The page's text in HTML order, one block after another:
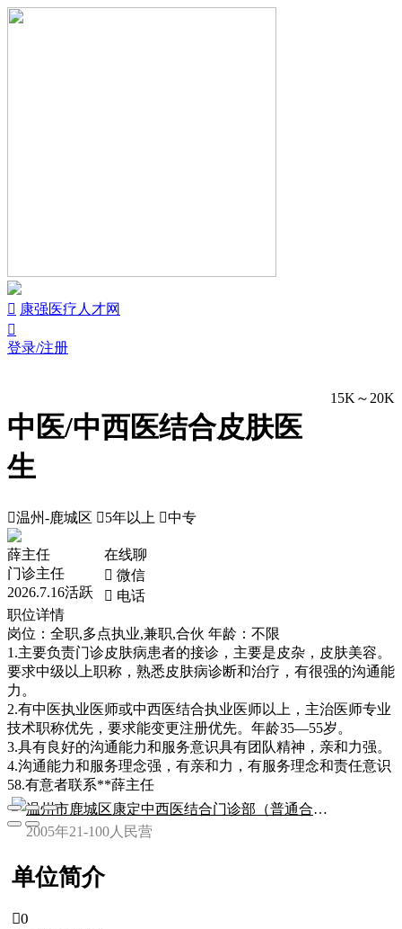
 康强医疗人才网

登录/注册
中医/中西医结合皮肤医
生
15K～20K
温州-鹿城区 5年以上 中专
薛主任
门诊主任
2026.7.16活跃
在线聊
 微信
 电话
职位详情
岗位：全职,多点执业,兼职,合伙 年龄：不限
1.主要负责门诊皮肤病患者的接诊，主要是皮杂，皮肤美容。
要求中级以上职称，熟悉皮肤病诊断和治疗，有很强的沟通能
力。
2.有中医执业医师或中西医结合执业医师以上，主治医师专业
技术职称优先，要求能变更注册优先。年龄35—55岁。
3.具有良好的沟通能力和服务意识具有团队精神，亲和力强。
4.沟通能力和服务理念强，有亲和力，有服务理念和责任意识
58.有意者联系**薛主任
温州市鹿城区康定中西医结合门诊部（普通合伙）
2005年21-100人 民营
单位简介
0